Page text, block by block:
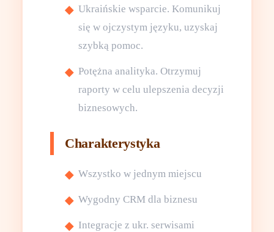
Ukraińskie wsparcie. Komunikuj
się w ojczystym języku, uzyskaj
szybką pomoc.
Potężna analityka. Otrzymuj
raporty w celu ulepszenia decyzji
biznesowych.
Charakterystyka
Wszystko w jednym miejscu
Wygodny CRM dla biznesu
Integracje z ukr. serwisami